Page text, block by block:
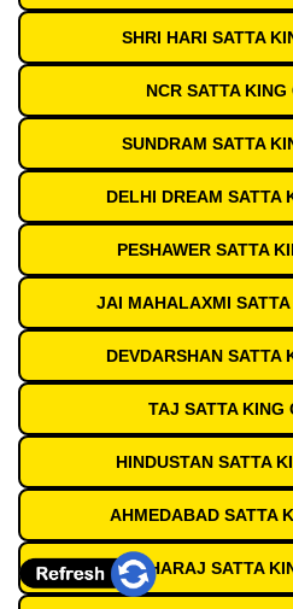
SHRI HARI SATTA
NCR SATTA
SUNDRAM SATTA
DELHI DREAM SATTA
PESHAWER SATTA
JAI MAHALAXMI
DEVDARSHAN SATTA
TAJ SATTA KING
HINDUSTAN SATTA
AHMEDABAD SATTA
MAHARAJ SATTA